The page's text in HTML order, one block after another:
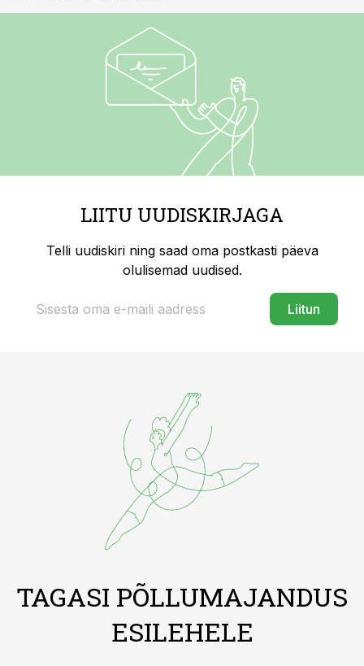
LIITU UUDISKIRJAGA
Telli uudiskiri ning saad oma postkasti päeva
olulisemad uudised.
Liitun
TAGASI PÕLLUMAJANDUS
ESILEHELE